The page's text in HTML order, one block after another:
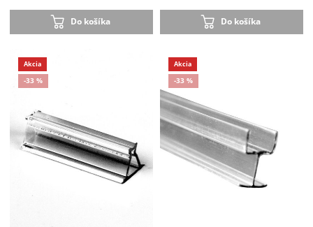
Do košíka
Akcia
-33 %
Do košíka